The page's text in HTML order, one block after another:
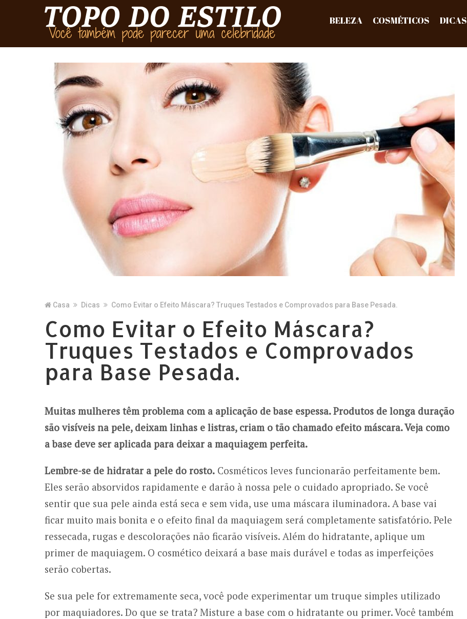
BELEZA COSMÉTICOS DICAS
Casa Dicas Como Evitar o Efeito Máscara? Truques Testados e Comprovados para Base Pesada.
Como Evitar o Efeito Máscara?
Truques Testados e Comprovados
para Base Pesada.
Muitas mulheres têm problema com a aplicação de base espessa. Produtos de longa duração
são visíveis na pele, deixam linhas e listras, criam o tão chamado efeito máscara. Veja como
a base deve ser aplicada para deixar a maquiagem perfeita.
Lembre-se de hidratar a pele do rosto. Cosméticos leves funcionarão perfeitamente bem.
Eles serão absorvidos rapidamente e darão à nossa pele o cuidado apropriado. Se você
sentir que sua pele ainda está seca e sem vida, use uma máscara iluminadora. A base vai
ficar muito mais bonita e o efeito final da maquiagem será completamente satisfatório. Pele
ressecada, rugas e descolorações não ficarão visíveis. Além do hidratante, aplique um
primer de maquiagem. O cosmético deixará a base mais durável e todas as imperfeições
serão cobertas.
Se sua pele for extremamente seca, você pode experimentar um truque simples utilizado
por maquiadores. Do que se trata? Misture a base com o hidratante ou primer. Você também